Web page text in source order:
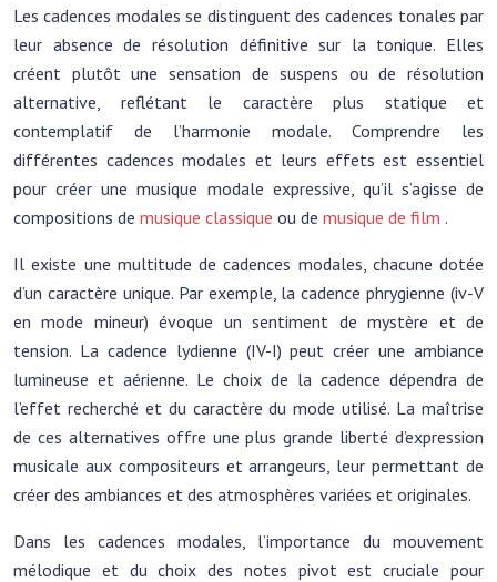
Les cadences modales se distinguent des cadences tonales par
leur absence de résolution définitive sur la tonique. Elles
créent plutôt une sensation de suspens ou de résolution
alternative, reflétant le caractère plus statique et
contemplatif de l’harmonie modale. Comprendre les
différentes cadences modales et leurs effets est essentiel
pour créer une musique modale expressive, qu’il s’agisse de
compositions de musique classique ou de musique de film .
Il existe une multitude de cadences modales, chacune dotée
d’un caractère unique. Par exemple, la cadence phrygienne (iv-V
en mode mineur) évoque un sentiment de mystère et de
tension. La cadence lydienne (IV-I) peut créer une ambiance
lumineuse et aérienne. Le choix de la cadence dépendra de
l’effet recherché et du caractère du mode utilisé. La maîtrise
de ces alternatives offre une plus grande liberté d’expression
musicale aux compositeurs et arrangeurs, leur permettant de
créer des ambiances et des atmosphères variées et originales.
Dans les cadences modales, l’importance du mouvement
mélodique et du choix des notes pivot est cruciale pour